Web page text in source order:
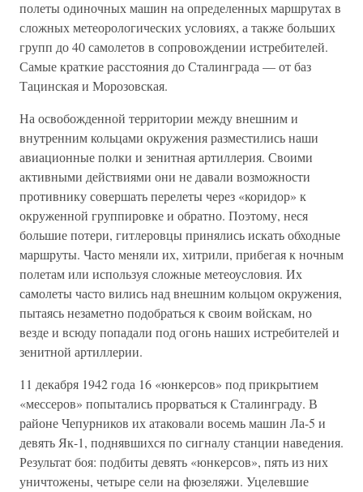
полеты одиночных машин на определенных маршрутах в
сложных метеорологических условиях, а также больших
групп до 40 самолетов в сопровождении истребителей.
Самые краткие расстояния до Сталинграда — от баз
Тацинская и Морозовская.
На освобожденной территории между внешним и
внутренним кольцами окружения разместились наши
авиационные полки и зенитная артиллерия. Своими
активными действиями они не давали возможности
противнику совершать перелеты через «коридор» к
окруженной группировке и обратно. Поэтому, неся
большие потери, гитлеровцы принялись искать обходные
маршруты. Часто меняли их, хитрили, прибегая к ночным
полетам или используя сложные метеоусловия. Их
самолеты часто вились над внешним кольцом окружения,
пытаясь незаметно подобраться к своим войскам, но
везде и всюду попадали под огонь наших истребителей и
зенитной артиллерии.
11 декабря 1942 года 16 «юнкерсов» под прикрытием
«мессеров» попытались прорваться к Сталинграду. В
районе Чепурников их атаковали восемь машин Ла-5 и
девять Як-1, поднявшихся по сигналу станции наведения.
Результат боя: подбиты девять «юнкерсов», пять из них
уничтожены, четыре сели на фюзеляжи. Уцелевшие